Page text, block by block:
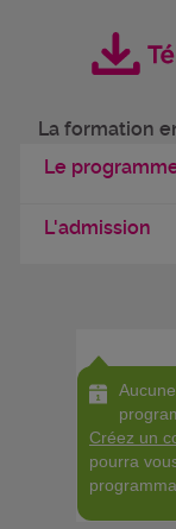
La formation
Le
L'admission
Créez un
pourra